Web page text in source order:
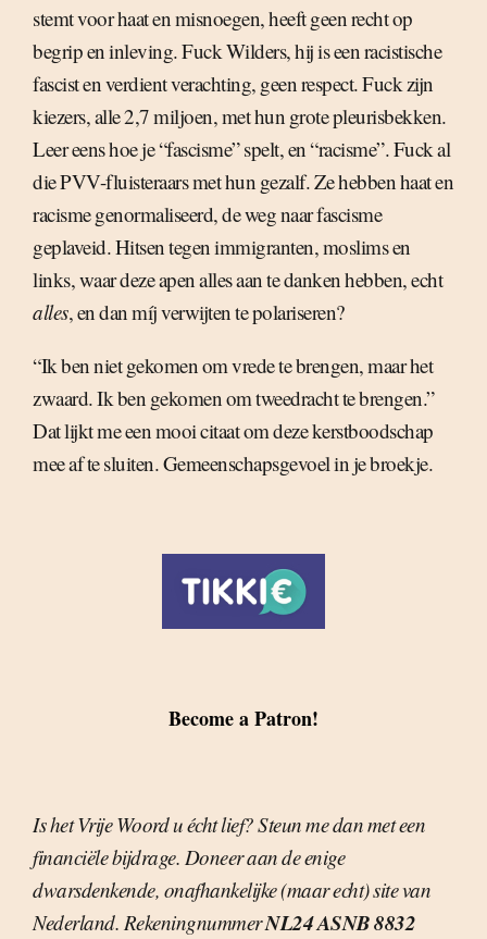
stemt voor haat en misnoegen, heeft geen recht op
begrip en inleving. Fuck Wilders, hij is een racistische
fascist en verdient verachting, geen respect. Fuck zijn
kiezers, alle 2,7 miljoen, met hun grote pleurisbekken.
Leer eens hoe je “fascisme” spelt, en “racisme”. Fuck al
die PVV-fluisteraars met hun gezalf. Ze hebben haat en
racisme genormaliseerd, de weg naar fascisme
geplaveid. Hitsen tegen immigranten, moslims en
links, waar deze apen alles aan te danken hebben, echt
alles, en dan míj verwijten te polariseren?
“Ik ben niet gekomen om vrede te brengen, maar het
zwaard. Ik ben gekomen om tweedracht te brengen.”
Dat lijkt me een mooi citaat om deze kerstboodschap
mee af te sluiten. Gemeenschapsgevoel in je broekje.
Become a Patron!
Is het Vrije Woord u écht lief? Steun me dan met een
financiële bijdrage. Doneer aan de enige
dwarsdenkende, onafhankelijke (maar echt) site van
Nederland. RekeningnummerNL24 ASNB 8832